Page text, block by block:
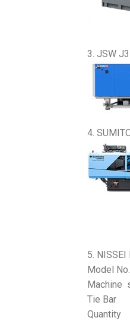
3. JSW
4.
5. NISSEI
Model
Machine
Tie Bar
Quantity